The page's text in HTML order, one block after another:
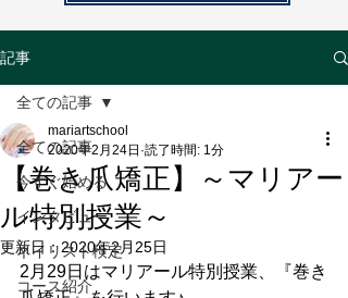
記事
全ての記事
今すぐ始める
インタビュー
ネイリスト検定
コース紹介
全ての記事
【巻き爪矯正】～マリアー
ル特別授業～
mariartschool
2020年2月24日 読了時間: 1分
更新日：2020年2月25日
2月29日はマリアール特別授業、『巻き